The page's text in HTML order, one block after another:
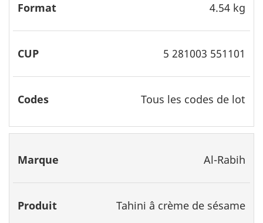
4.54 kg
5 281003 551101
Tous les codes de lot
Al-Rabih
Tahini â crème de sésame